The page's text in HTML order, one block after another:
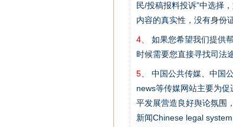
民/投稿报料投诉”中选择
内容的真实性，没有身份
4、
如果您希望我们提供
时候需要您直接寻找司法
5、
中国公共传媒、中国
news等传媒网站主要为
平发展营造良好舆论氛围
新闻Chinese legal
网上购药对药下